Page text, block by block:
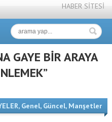
HABER SİTESİ
GAYE BİR ARAYA
, Genel, Güncel, Manşetler